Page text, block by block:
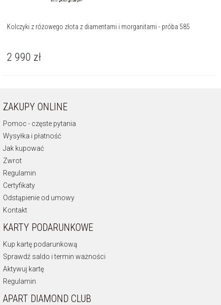
Kolczyki z różowego złota z diamentami i morganitami - próba 585
2 990 zł
ZAKUPY ONLINE
Pomoc - częste pytania
Wysyłka i płatność
Jak kupować
Zwrot
Regulamin
Certyfikaty
Odstąpienie od umowy
Kontakt
KARTY PODARUNKOWE
Kup kartę podarunkową
Sprawdź saldo i termin ważności
Aktywuj kartę
Regulamin
APART DIAMOND CLUB